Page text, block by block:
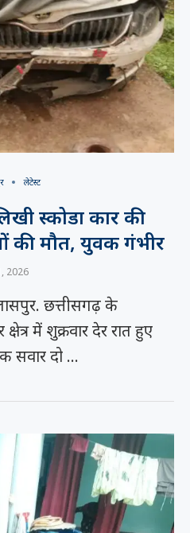
लेटेस्ट
स्कोडा कार की
की मौत, युवक गंभीर
2026
छत्तीसगढ़ के
में शुक्रवार देर रात हुए
सवार दो …